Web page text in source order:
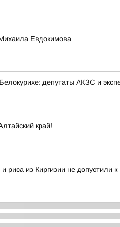
Евдокимова
депутаты АКЗС и
край!
риса из Киргизии не допустили к